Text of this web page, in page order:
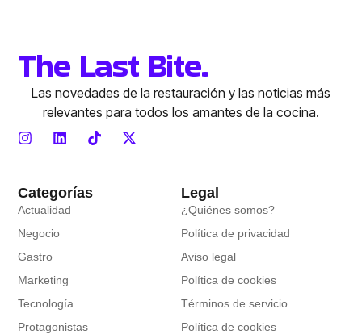
The Last Bite.
Las novedades de la restauración y las noticias más
relevantes para todos los amantes de la cocina.
Categorías
Actualidad
Negocio
Gastro
Marketing
Tecnología
Protagonistas
Legal
¿Quiénes somos?
Política de privacidad
Aviso legal
Política de cookies
Términos de servicio
Política de cookies